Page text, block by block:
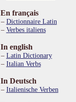
En français
Dictionnaire Latin
Verbes italiens
In english
Latin Dictionary
Italian Verbs
In Deutsch
Italienische Verben